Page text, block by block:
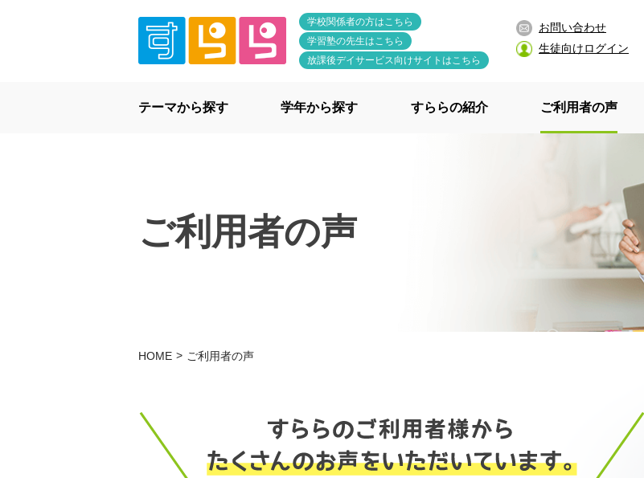
学校関係者の方はこちら
学習塾の先生はこちら
放課後デイサービス向けサイトはこちら
お問い合わせ
生徒向けログイン
テーマから探す 学年から探す すららの紹介 ご利用者の声
ご利用者の声
HOME ご利用者の声